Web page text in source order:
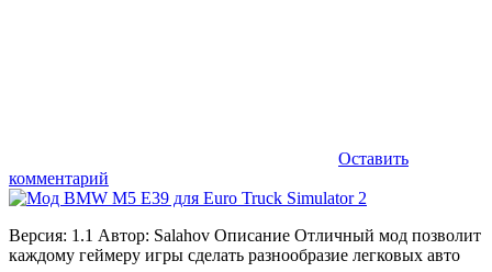
Оставить
комментарий
Версия: 1.1 Автор: Salahov Описание Отличный мод позволит
каждому геймеру игры сделать разнообразие легковых авто